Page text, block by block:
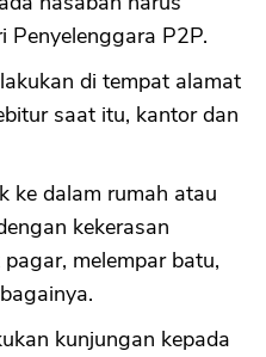
Penyelenggara P2P.
di tempat alamat
saat itu, kantor dan
ke dalam rumah atau
kekerasan
melempar batu,
kunjungan kepada